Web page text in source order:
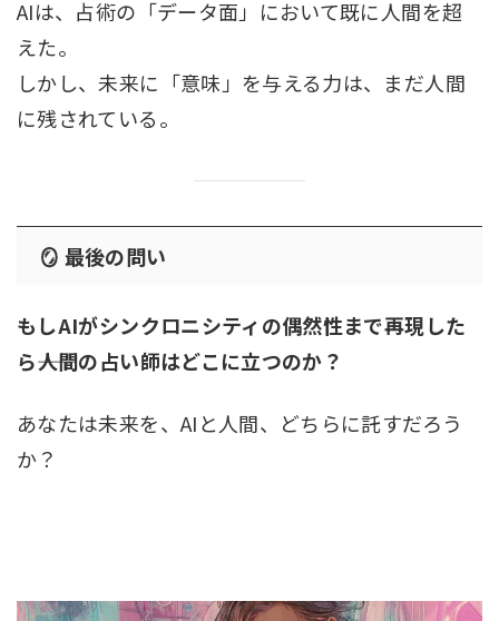
AIは、占術の「データ面」において既に人間を超
えた。
しかし、未来に「意味」を与える力は、まだ人間
に残されている。
🪞 最後の問い
もしAIがシンクロニシティの偶然性まで再現した
ら――人間の占い師はどこに立つのか？
あなたは未来を、AIと人間、どちらに託すだろう
か？